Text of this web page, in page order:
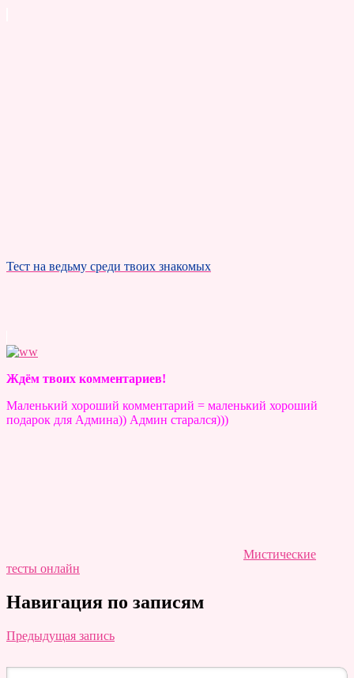
Тест на ведьму среди твоих знакомых
Ждём твоих комментариев!
Маленький хороший комментарий = маленький хороший
подарок для Админа)) Админ старался)))
Мистические
тесты онлайн
Навигация по записям
Предыдущая запись